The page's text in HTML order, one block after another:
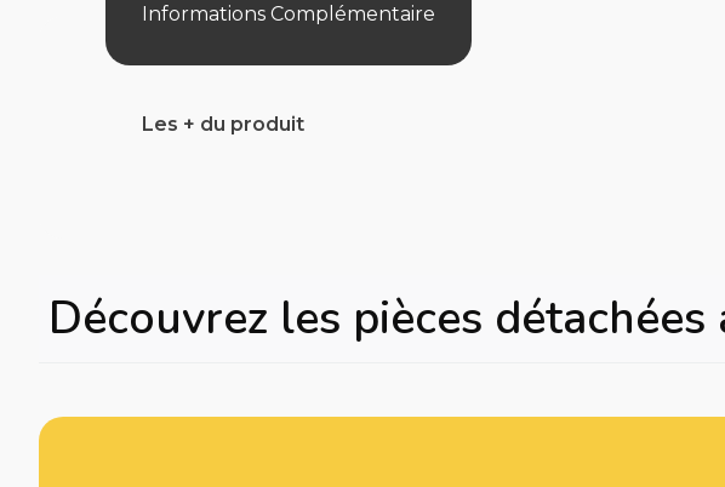
Informations Complémentaire
Les + du produit
Découvrez les pièces détachées